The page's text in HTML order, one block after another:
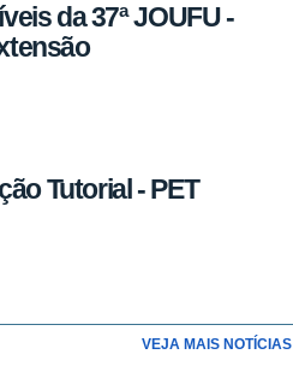
da 37ª JOUFU -
Tutorial - PET
VEJA MAIS NOTÍCIAS